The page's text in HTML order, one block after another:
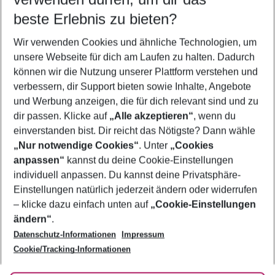
Frübucher Angebote Lloret de Mar für 2026
Urlaub Lloret de Mar
Familienurlaub Lloret de Mar
Flug & Hotel Lloret de Mar
Pauschalreisen Lloret de Mar
Footer
Footer navigation
Über uns
AGB
Bestpreisgarantie
Cookie-Einstellungen ändern
Cookie-Richtlinie
Agenturbetreuung
Barrierefreies Reisen
Folge uns
beste Erlebnis zu bieten?
Wir verwenden Cookies und ähnliche Technologien, um
unsere Webseite für dich am Laufen zu halten. Dadurch
können wir die Nutzung unserer Plattform verstehen und
verbessern, dir Support bieten sowie Inhalte, Angebote
und Werbung anzeigen, die für dich relevant sind und zu
dir passen. Klicke auf „Alle akzeptieren“, wenn du
einverstanden bist. Dir reicht das Nötigste? Dann wähle
„Nur notwendige Cookies“. Unter „Cookies
anpassen“ kannst du deine Cookie-Einstellungen
individuell anpassen. Du kannst deine Privatsphäre-
Einstellungen natürlich jederzeit ändern oder widerrufen
– klicke dazu einfach unten auf „Cookie-Einstellungen
ändern“.
Datenschutz-Informationen
Impressum
Cookie/Tracking-Informationen